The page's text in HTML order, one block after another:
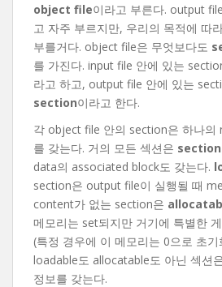
object file이라고 부른다. output
고 자주 부르지만, 우리의 목적에 따
부를거다. object file은 무엇보다도
를 가진다. input file 안에 있는
라고 하고, output file 안에 있는
section이라고 한다.
각 object file 안의 section은 하나의
를 갖는다. 거의 모든 섹션은
data의 associated block도 갖는다.
section은 output file이 실행될 때
content가 없는 section은
메모리는 set되지만 거기에 특별한
(특정 경우에 이 메모리는 0으로 초
loadable도 allocatable도 아닌 섹션
정보를 갖는다.